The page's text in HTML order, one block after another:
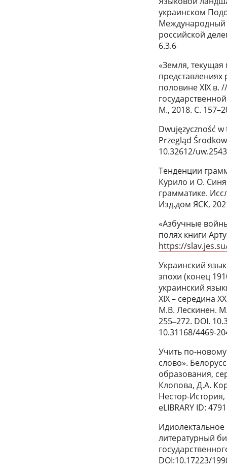
украинском
Международный
российской
6.3.6
«Земля,
представлениях
половине XIX в.
М., 2018. С.
Dwujęzyczność
Przegląd
10.32612/
Тенденции
Курило и О.
грамматике.
Изд.дом ЯСК,
«Азбучные
полях книги
https://
Украинский
эпохи (конец
украинский
XIX – середина
М.В. Лескинен.
255‒272. DOI.
10.31168/4469-
Учить по-
слово».
образования,
Клопова, Д.А.
Нестор-История,
eLIBRARY ID:
Идиолектальное
литературный
DOI:10.17223/